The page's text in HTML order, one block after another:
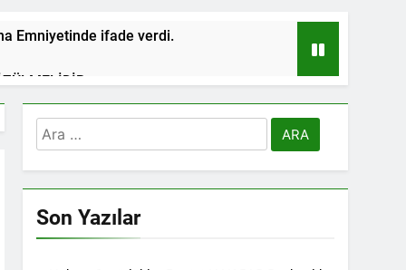
Emniyetinde ifade verdi.
haklarından vaz geçmesini isteyenlere
Genel Başkan Düzgün Kaplan’da
konferansının birinci oturumunda
Arama:
Son Yazılar